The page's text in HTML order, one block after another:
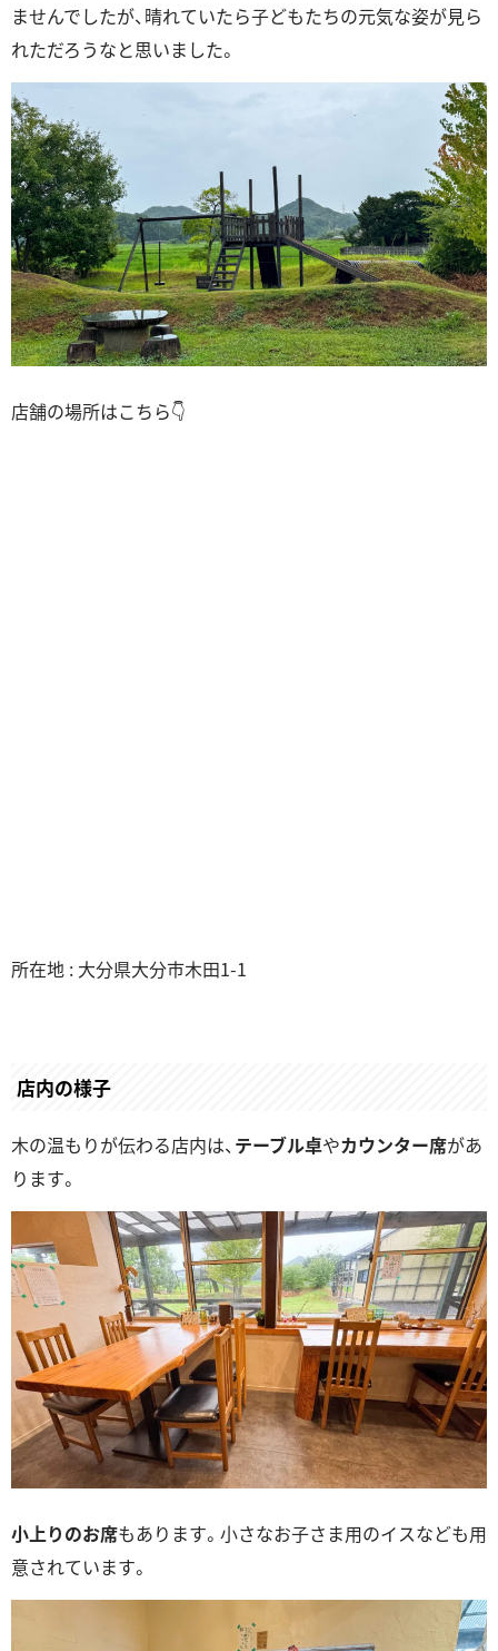
ませんでしたが、晴れていたら子どもたちの元気な姿が見ら
れただろうなと思いました。
店舗の場所はこちら👇
所在地 : 大分県大分市木田1-1
店内の様子
木の温もりが伝わる店内は、 テーブル卓やカウンター席があ
ります。
小上りのお席もあります。小さなお子さま用のイスなども用
意されています。